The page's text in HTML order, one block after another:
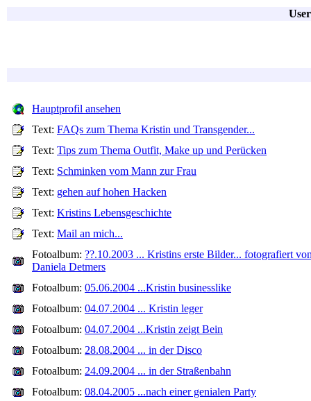
Hauptprofil ansehen
Text: FAQs zum Thema Kristin und Transgender...
Text: Tips zum Thema Outfit, Make up und Perücken
Text: Schminken vom Mann zur Frau
Text: gehen auf hohen Hacken
Text: Kristins Lebensgeschichte
Text: Mail an mich...
Fotoalbum: ??.10.2003 ... Kristins erste Bilder... fotografiert
Daniela Detmers
Fotoalbum: 05.06.2004 ...Kristin businesslike
Fotoalbum: 04.07.2004 ... Kristin leger
Fotoalbum: 04.07.2004 ...Kristin zeigt Bein
Fotoalbum: 28.08.2004 ... in der Disco
Fotoalbum: 24.09.2004 ... in der Straßenbahn
Fotoalbum: 08.04.2005 ...nach einer genialen Party